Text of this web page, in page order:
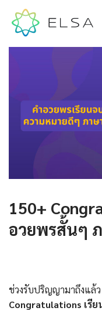
150+
อวยพรสั้นๆ
ช่วงรับปริญญามาถึงแล้ว
Congratulations เรีย